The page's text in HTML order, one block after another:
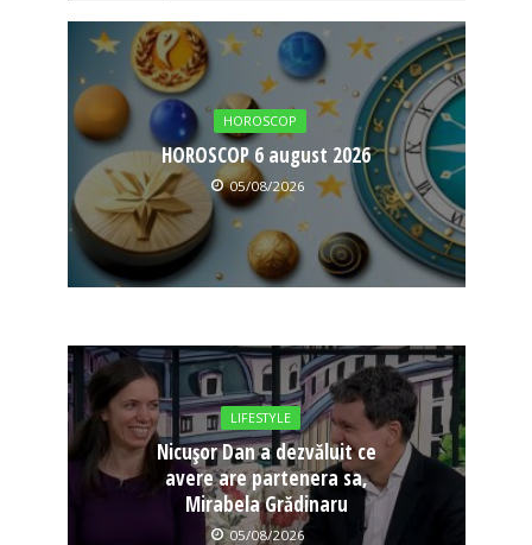
HOROSCOP
HOROSCOP 6 august 2026
05/08/2026
LIFESTYLE
Nicușor Dan a dezvăluit ce
avere are partenera sa,
Mirabela Grădinaru
05/08/2026